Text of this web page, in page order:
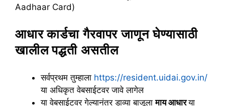
Aadhaar Card)
आधार कार्डचा गैरवापर जाणून घेण्यासाठी
खालील पद्धती असतील
सर्वप्रथम तुम्हाला https://resident.uidai.gov.in/
या अधिकृत वेबसाईटवर जावे लागेल
या वेबसाईटवर गेल्यानंतर डाव्या बाजूलामाय आधारया